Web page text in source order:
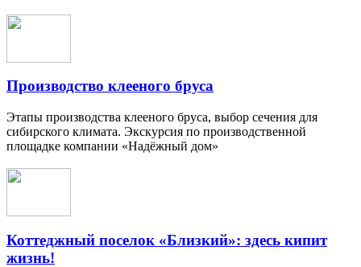
Производство клееного бруса
Этапы производства клееного бруса, выбор сечения для
сибирского климата. Экскурсия по производственной
площадке компании «Надёжный дом»
Коттеджный поселок «Близкий»: здесь кипит
жизнь!